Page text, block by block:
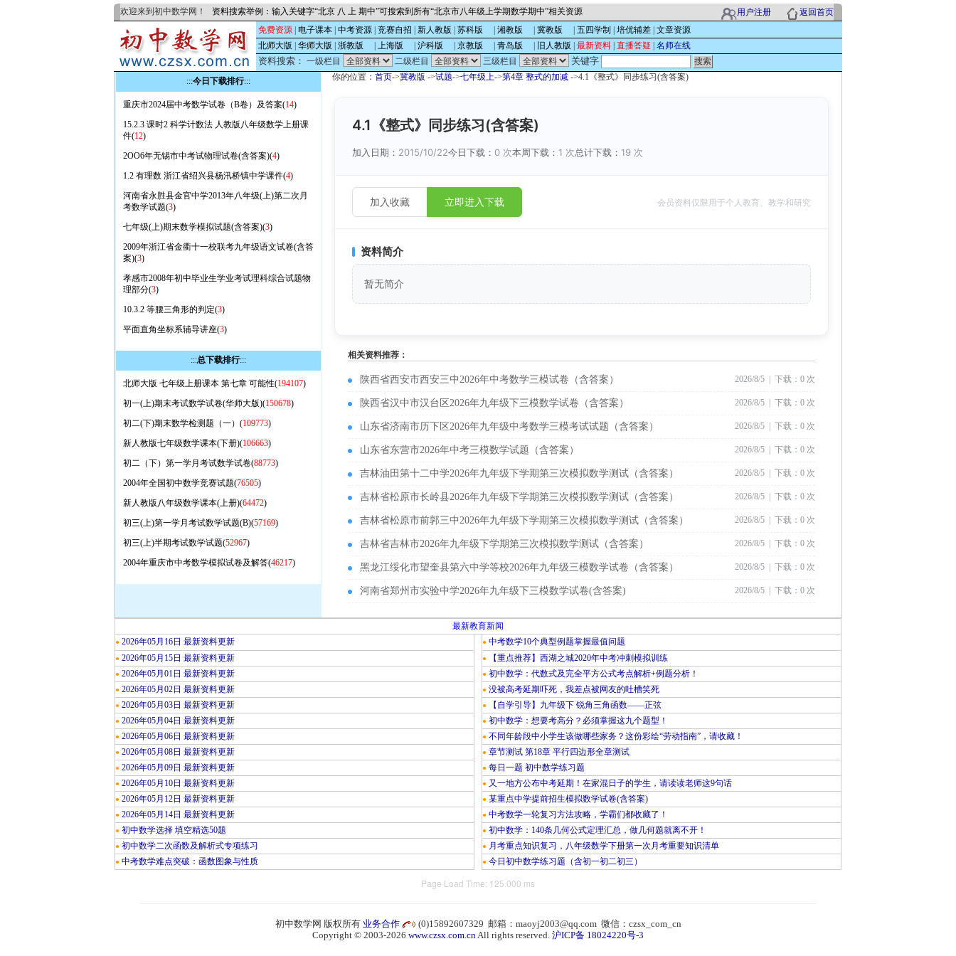
欢迎来到初中数学网！ 资料搜索举例：输入关键字“北京 八 上 期中”可搜索到所有“北京市八年级上学期数学期中”相关资源 用户注册
返回首页
免费资源 电子课本 中考资源 竞赛自招 新人教版 苏科版 湘教版 冀教版 五四学制 培优辅差 文章资源
北师大版
华师大版 浙教版 上海版 沪科版 京教版 青岛版 旧人教版 最新资料 直播答疑 名师在线
资料搜索： 一级栏目 二级栏目 三级栏目 关键字
:::今日下载排行:::
重庆市2024届中考数学试卷（B卷）及答案(14)
15.2.3 课时2 科学计数法 人教版八年级数学上册课
件(12)
2OO6年无锡市中考试物理试卷(含答案)(4)
1.2 有理数 浙江省绍兴县杨汛桥镇中学课件(4)
河南省永胜县金官中学2013年八年级(上)第二次月
考数学试题(3)
七年级(上)期末数学模拟试题(含答案)(3)
2009年浙江省金衢十一校联考九年级语文试卷(含答
案)(3)
孝感市2008年初中毕业生学业考试理科综合试题物
理部分(3)
10.3.2 等腰三角形的判定(3)
平面直角坐标系辅导讲座(3)
:::总下载排行:::
北师大版 七年级上册课本 第七章 可能性(194107)
初一(上)期末考试数学试卷(华师大版)(150678)
初二(下)期末数学检测题（一）(109773)
新人教版七年级数学课本(下册)(106663)
初二（下）第一学月考试数学试卷(88773)
2004年全国初中数学竞赛试题(76505)
新人教版八年级数学课本(上册)(64472)
初三(上)第一学月考试数学试题(B)(57169)
初三(上)半期考试数学试题(52967)
2004年重庆市中考数学模拟试卷及解答(46217)
你的位置： 首页->冀教版 ->试题->七年级上->第4章 整式的加减 ->4.1《整式》同步练习(含答案)
4.1《整式》同步练习(含答案)
加入日期： 2015/10/22今日下载： 0 次本周下载： 1 次总计下载： 19 次
加入收藏 立即进入下载 会员资料仅限用于个人教育、教学和研究
资料简介
暂无简介
相关资料推荐：
陕西省西安市西安三中2026年中考数学三模试卷（含答案） 2026/8/5 | 下载：0 次
陕西省汉中市汉台区2026年九年级下三模数学试卷（含答案） 2026/8/5 | 下载：0 次
山东省济南市历下区2026年九年级中考数学三模考试试题（含答案） 2026/8/5 | 下载：0 次
山东省东营市2026年中考三模数学试题（含答案） 2026/8/5 | 下载：0 次
吉林油田第十二中学2026年九年级下学期第三次模拟数学测试（含答案） 2026/8/5 | 下载：0 次
吉林省松原市长岭县2026年九年级下学期第三次模拟数学测试（含答案） 2026/8/5 | 下载：0 次
吉林省松原市前郭三中2026年九年级下学期第三次模拟数学测试（含答案） 2026/8/5 | 下载：0 次
吉林省吉林市2026年九年级下学期第三次模拟数学测试（含答案） 2026/8/5 | 下载：0 次
黑龙江绥化市望奎县第六中学等校2026年九年级三模数学试卷（含答案） 2026/8/5 | 下载：0 次
河南省郑州市实验中学2026年九年级下三模数学试卷(含答案) 2026/8/5 | 下载：0 次
最新教育新闻
● 2026年05月16日 最新资料更新
● 2026年05月15日 最新资料更新
● 2026年05月01日 最新资料更新
● 2026年05月02日 最新资料更新
● 2026年05月03日 最新资料更新
● 2026年05月04日 最新资料更新
● 2026年05月06日 最新资料更新
● 2026年05月08日 最新资料更新
● 2026年05月09日 最新资料更新
● 2026年05月10日 最新资料更新
● 2026年05月12日 最新资料更新
● 2026年05月14日 最新资料更新
● 初中数学选择 填空精选50题
● 初中数学二次函数及解析式专项练习
● 中考数学难点突破：函数图象与性质
● 中考数学10个典型例题掌握最值问题
● 【重点推荐】西湖之城2020年中考冲刺模拟训练
● 初中数学：代数式及完全平方公式考点解析+例题分析！
● 没被高考延期吓死，我差点被网友的吐槽笑死
● 【自学引导】九年级下 锐角三角函数——正弦
● 初中数学：想要考高分？必须掌握这九个题型！
● 不同年龄段中小学生该做哪些家务？这份彩绘“劳动指南”，请收藏！
● 章节测试 第18章 平行四边形全章测试
● 每日一题 初中数学练习题
● 又一地方公布中考延期！在家混日子的学生，请读读老师这9句话
● 某重点中学提前招生模拟数学试卷(含答案)
● 中考数学一轮复习方法攻略，学霸们都收藏了！
● 初中数学：140条几何公式定理汇总，做几何题就离不开！
● 月考重点知识复习，八年级数学下册第一次月考重要知识清单
● 今日初中数学练习题（含初一初二初三）
Page Load Time: 125.000 ms
初中数学网 版权所有 业务合作
(0)15892607329 邮箱：maoyj2003@qq.com 微信：czsx_com_cn
Copyright © 2003-2026 www.czsx.com.cnAll rights reserved. 沪ICP备 18024220号-3